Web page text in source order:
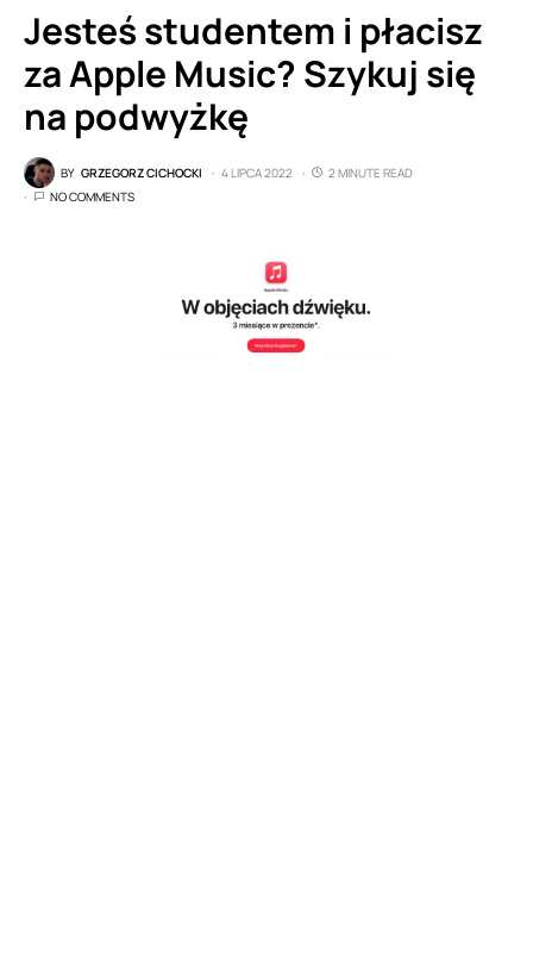
Jesteś studentem i płacisz
za Apple Music? Szykuj się
na podwyżkę
BY GRZEGORZ CICHOCKI 4 LIPCA 2022
2 MINUTE READ
NO COMMENTS